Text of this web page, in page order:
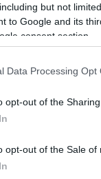
but not
to Google and its
consent section.
Data Processing Opt
opt-out of the
opt-out of the Sale of
hantavirus
ασθενών,